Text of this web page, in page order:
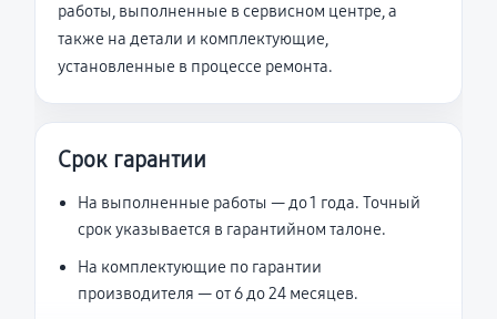
работы, выполненные в сервисном центре, а
также на детали и комплектующие,
установленные в процессе ремонта.
Срок гарантии
На выполненные работы — до 1 года. Точный
срок указывается в гарантийном талоне.
На комплектующие по гарантии
производителя — от 6 до 24 месяцев.